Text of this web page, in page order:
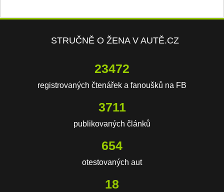
STRUČNĚ O ŽENA V AUTĚ.CZ
23472
registrovaných čtenářek a fanoušků na FB
3711
publikovaných článků
654
otestovaných aut
18